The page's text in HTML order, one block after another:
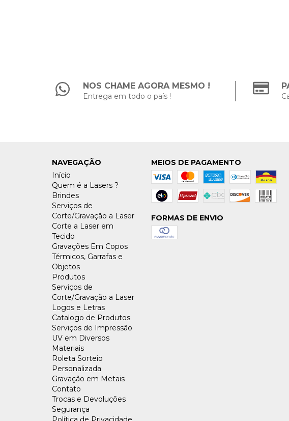
NOS CHAME AGORA MESMO !
Entrega em todo o país !
NAVEGAÇÃO
Início
Quem é a Lasers ?
Brindes
Serviços de
Corte/Gravação a Laser
Corte a Laser em
Tecido
Gravações Em Copos
Térmicos, Garrafas e
Objetos
Produtos
Serviços de
Corte/Gravação a Laser
Logos e Letras
Catalogo de Produtos
Serviços de Impressão
UV em Diversos
Materiais
Roleta Sorteio
Personalizada
Gravação em Metais
Contato
Trocas e Devoluções
Segurança
MEIOS DE PAGAMENTO
FORMAS DE ENVIO